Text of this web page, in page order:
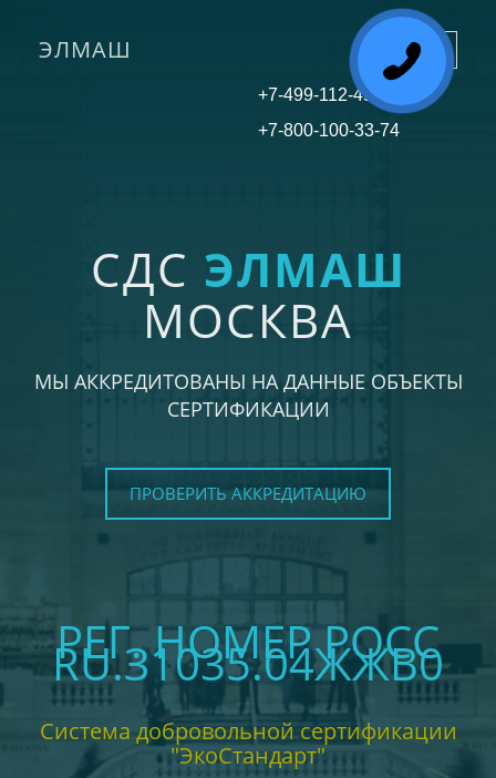
Toggle
ЭЛМАШ
СДС ЭЛМАШ
МОСКВА
МЫ АККРЕДИТОВАНЫ НА ДАННЫЕ ОБЪЕКТЫ
СЕРТИФИКАЦИИ
ПРОВЕРИТЬ АККРЕДИТАЦИЮ
РЕГ. НОМЕР РОСС
RU.З1035.04ЖЖВ0
Система добровольной сертификации
"ЭкоСтандарт"
+7-499-112-45-81
+7-800-100-33-74